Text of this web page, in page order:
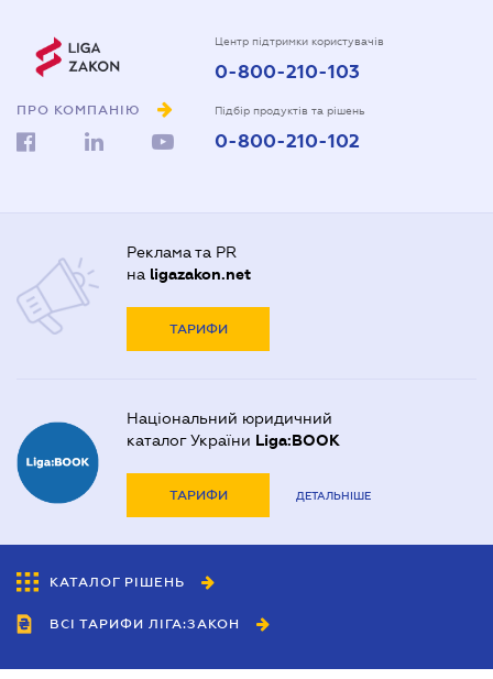
ПРО КОМПАНІЮ
Центр підтримки користувачів
0-800-210-103
Підбір продуктів та рішень
0-800-210-102
Реклама та PR
на ligazakon.net
ТАРИФИ
Національний юридичний
каталог України Liga:BOOK
ТАРИФИ ДЕТАЛЬНІШЕ
КАТАЛОГ РІШЕНЬ
ВСІ ТАРИФИ ЛІГА:ЗАКОН